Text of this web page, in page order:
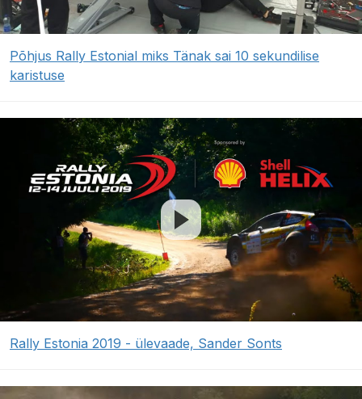
Põhjus Rally Estonial miks Tänak sai 10 sekundilise
karistuse
Rally Estonia 2019 - ülevaade, Sander Sonts